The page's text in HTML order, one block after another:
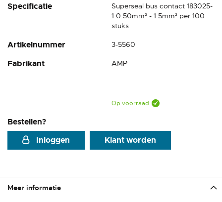
Specificatie
Superseal bus contact 183025-
1 0.50mm² - 1.5mm² per 100
stuks
Artikelnummer 3-5560
Fabrikant AMP
Op voorraad
Bestellen?
Inloggen
Klant worden
Ga
van
afbeeldingen-
Meer informatie